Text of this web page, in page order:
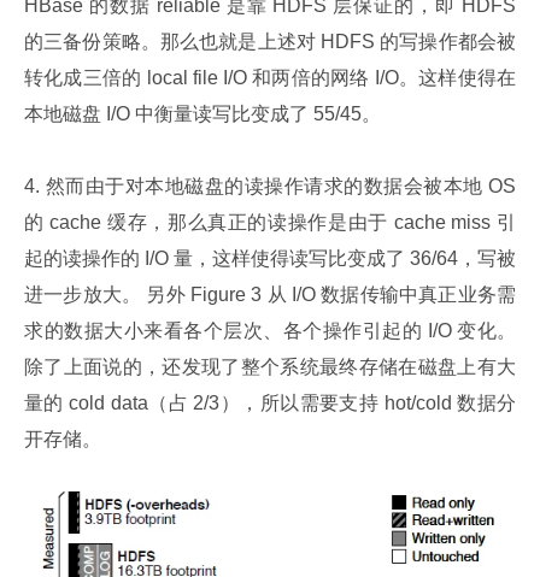
HBase 的数据 reliable 是靠 HDFS 层保证的，即 HDFS
的三备份策略。那么也就是上述对 HDFS 的写操作都会被
转化成三倍的 local file I/O 和两倍的网络 I/O。这样使得在
本地磁盘 I/O 中衡量读写比变成了 55/45。
4. 然而由于对本地磁盘的读操作请求的数据会被本地 OS
的 cache 缓存，那么真正的读操作是由于 cache miss 引
起的读操作的 I/O 量，这样使得读写比变成了 36/64，写被
进一步放大。 另外 Figure 3 从 I/O 数据传输中真正业务需
求的数据大小来看各个层次、各个操作引起的 I/O 变化。
除了上面说的，还发现了整个系统最终存储在磁盘上有大
量的 cold data（占 2/3），所以需要支持 hot/cold 数据分
开存储。